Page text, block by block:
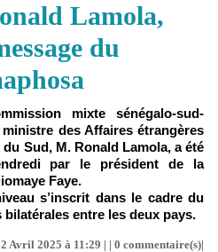
Lamola,
du
mixte sénégalo-sud-
des Affaires étrangères
Sud, M. Ronald Lamola, a été
par le président de la
Faye.
s’inscrit dans le cadre du
entre les deux pays.
Avril 2025 à 11:29 | | 0 commentaire(s)|